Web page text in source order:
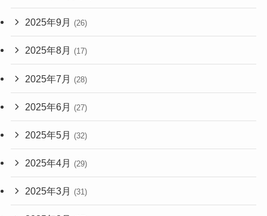
2025年9月 (26)
2025年8月 (17)
2025年7月 (28)
2025年6月 (27)
2025年5月 (32)
2025年4月 (29)
2025年3月 (31)